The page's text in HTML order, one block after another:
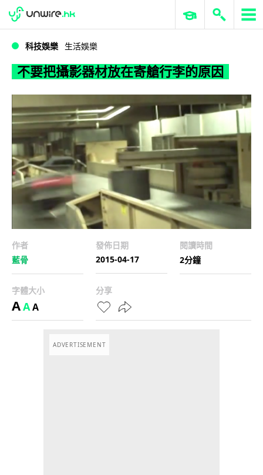
不要把攝影器材放在寄艙行李的原因
WWDC 2026 ERP 與商業 AI
科技娛樂 生活娛樂
不要把攝影器材放在寄艙行李的原因
作者
藍骨
發佈日期
2015-04-17
閱讀時間
2分鐘
字體大小
AAA
分享
ADVERTISEMENT